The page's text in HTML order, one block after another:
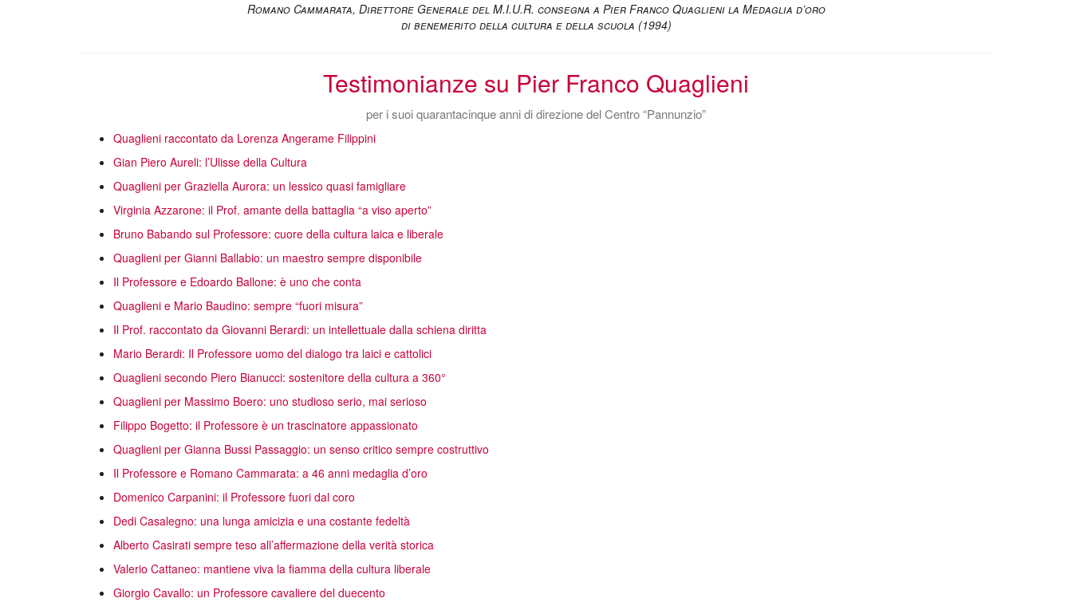
Romano Cammarata, Direttore Generale del M.I.U.R. consegna a Pier Franco Quaglieni la Medaglia d’oro
di benemerito della cultura e della scuola (1994)
Testimonianze su Pier Franco Quaglieni
per i suoi quarantacinque anni di direzione del Centro “Pannunzio”
Quaglieni raccontato da Lorenza Angerame Filippini
Gian Piero Aureli: l’Ulisse della Cultura
Quaglieni per Graziella Aurora: un lessico quasi famigliare
Virginia Azzarone: il Prof. amante della battaglia “a viso aperto”
Bruno Babando sul Professore: cuore della cultura laica e liberale
Quaglieni per Gianni Ballabio: un maestro sempre disponibile
Il Professore e Edoardo Ballone: è uno che conta
Quaglieni e Mario Baudino: sempre “fuori misura”
Il Prof. raccontato da Giovanni Berardi: un intellettuale dalla schiena diritta
Mario Berardi: Il Professore uomo del dialogo tra laici e cattolici
Quaglieni secondo Piero Bianucci: sostenitore della cultura a 360°
Quaglieni per Massimo Boero: uno studioso serio, mai serioso
Filippo Bogetto: il Professore è un trascinatore appassionato
Quaglieni per Gianna Bussi Passaggio: un senso critico sempre costruttivo
Il Professore e Romano Cammarata: a 46 anni medaglia d’oro
Domenico Carpanini: il Professore fuori dal coro
Dedi Casalegno: una lunga amicizia e una costante fedeltà
Alberto Casirati sempre teso all’affermazione della verità storica
Valerio Cattaneo: mantiene viva la fiamma della cultura liberale
Giorgio Cavallo: un Professore cavaliere del duecento